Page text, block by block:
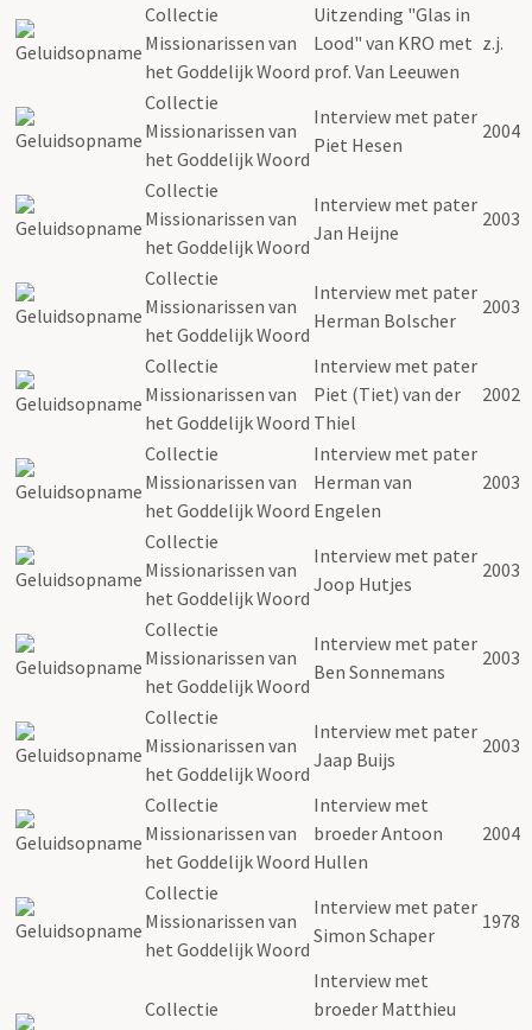
Collectie
Missionarissen van
het Goddelijk Woord
Uitzending "Glas in
Lood" van KRO met
prof. Van Leeuwen
z.j.
Collectie
Missionarissen van
het Goddelijk Woord
Interview met pater
Piet Hesen
2004
Collectie
Missionarissen van
het Goddelijk Woord
Interview met pater
Jan Heijne
2003
Collectie
Missionarissen van
het Goddelijk Woord
Interview met pater
Herman Bolscher
2003
Collectie
Missionarissen van
het Goddelijk Woord
Interview met pater
Piet (Tiet) van der
Thiel
2002
Collectie
Missionarissen van
het Goddelijk Woord
Interview met pater
Herman van
Engelen
2003
Collectie
Missionarissen van
het Goddelijk Woord
Interview met pater
Joop Hutjes
2003
Collectie
Missionarissen van
het Goddelijk Woord
Interview met pater
Ben Sonnemans
2003
Collectie
Missionarissen van
het Goddelijk Woord
Interview met pater
Jaap Buijs
2003
Collectie
Missionarissen van
het Goddelijk Woord
Interview met
broeder Antoon
Hullen
2004
Collectie
Missionarissen van
het Goddelijk Woord
Interview met pater
Simon Schaper
1978
Collectie
Interview met
broeder Matthieu